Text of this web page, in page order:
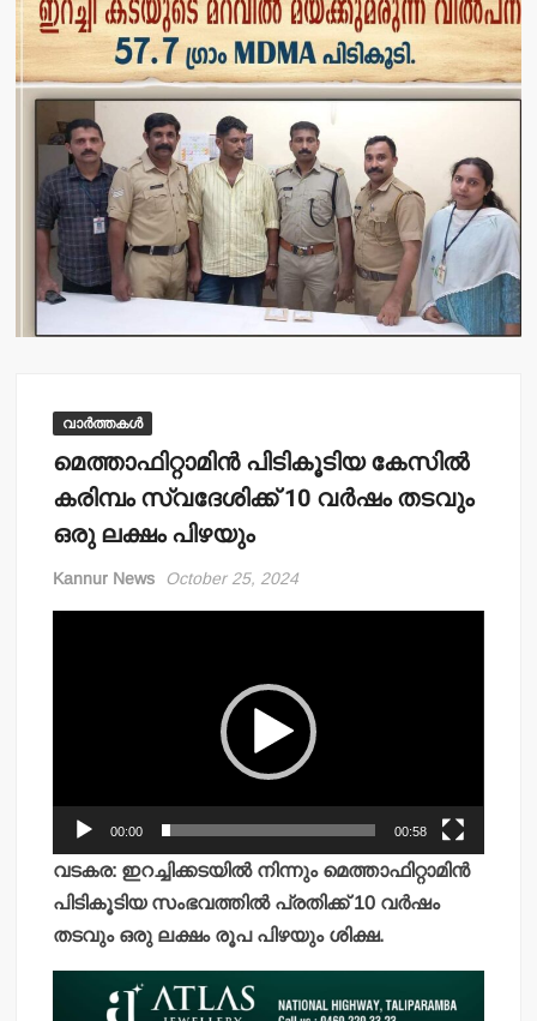
വാർത്തകൾ
മെത്താഫിറ്റാമിന്‍ പിടികൂടിയ കേസില്‍
കരിമ്പം സ്വദേശിക്ക് 10 വര്‍ഷം തടവും
ഒരു ലക്ഷം പിഴയും
Kannur News October 25, 2024
00:00 00:58
വടകര: ഇറച്ചിക്കടയില്‍ നിന്നും മെത്താഫിറ്റാമിന്‍
പിടികൂടിയ സംഭവത്തില്‍ പ്രതിക്ക് 10 വര്‍ഷം
തടവും ഒരു ലക്ഷം രൂപ പിഴയും ശിക്ഷ.